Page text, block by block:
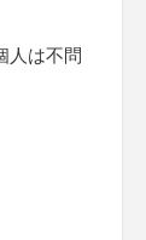
人は不問